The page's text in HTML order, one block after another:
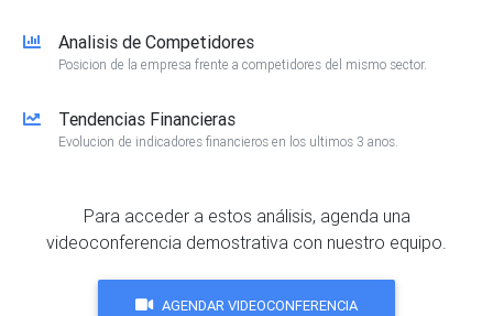
Analisis de Competidores
Posicion de la empresa frente a competidores del mismo sector.
Tendencias Financieras
Evolucion de indicadores financieros en los ultimos 3 anos.
Para acceder a estos análisis, agenda una
videoconferencia demostrativa con nuestro equipo.
AGENDAR VIDEOCONFERENCIA